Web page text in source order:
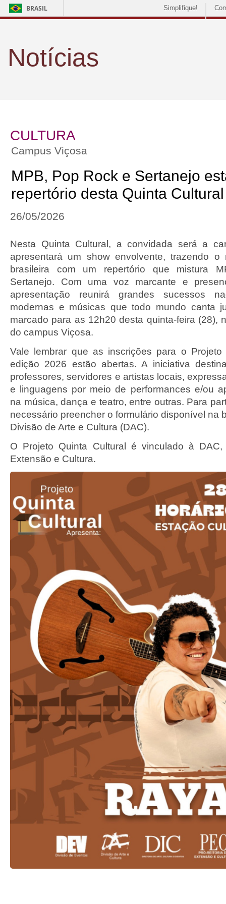
BRASIL Simplifique!
Notícias
CULTURA
Campus Viçosa
MPB, Pop Rock e Sertanejo
repertório desta Quinta Cultural
26/05/2026
Nesta Quinta Cultural, a convidada será a
apresentará um show envolvente, trazendo o
brasileira com um repertório que mistura
Sertanejo. Com uma voz marcante e
apresentação reunirá grandes sucessos
modernas e músicas que todo mundo canta
marcado para as 12h20 desta quinta-feira (28),
do campus Viçosa.
Vale lembrar que as inscrições para o
edição 2026 estão abertas. A iniciativa
professores, servidores e artistas locais,
e linguagens por meio de performances e/ou
na música, dança e teatro, entre outras. Para
necessário preencher o formulário disponível na
Divisão de Arte e Cultura (DAC).
O Projeto Quinta Cultural é vinculado à
Extensão e Cultura.